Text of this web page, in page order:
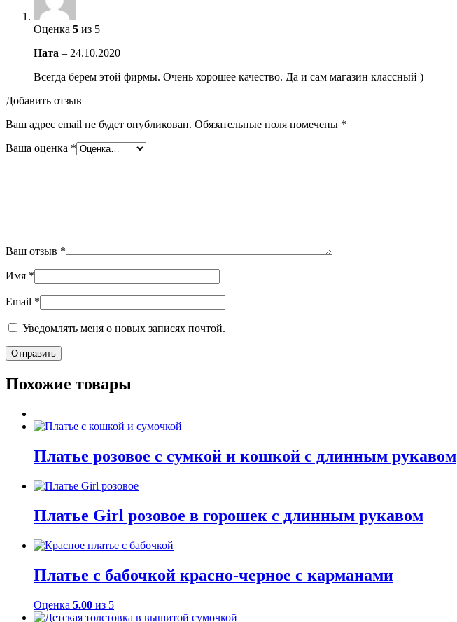
Оценка 5 из 5
Ната – 24.10.2020
Всегда берем этой фирмы. Очень хорошее качество. Да и сам магазин классный )
Добавить отзыв
Ваш адрес email не будет опубликован. Обязательные поля помечены *
Ваша оценка *
Ваш отзыв *
Имя *
Email *
Уведомлять меня о новых записях почтой.
Похожие товары
Платье розовое с сумкой и кошкой с длинным рукавом
Платье Girl розовое в горошек с длинным рукавом
Платье с бабочкой красно-черное с карманами
Оценка 5.00 из 5